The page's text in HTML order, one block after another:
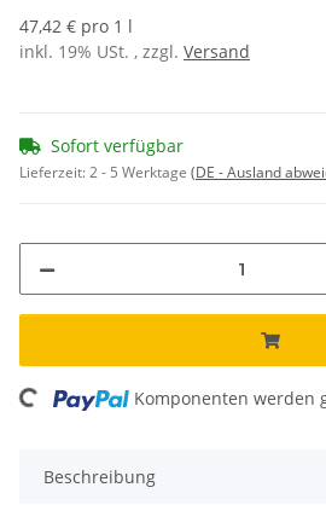
47,42 € pro 1 l
inkl. 19% USt. , zzgl. Versand
Sofort verfügbar
Lieferzeit:2 - 5 Werktage (DE - Ausland
Komponenten werden
Beschreibung